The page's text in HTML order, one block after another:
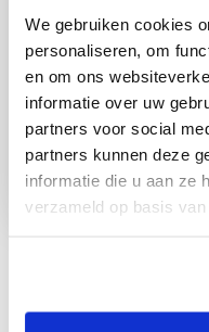
We gebruiken cookies
personaliseren, om
en om ons
informatie over uw
partners voor social
partners kunnen deze
informatie die u aan ze
verzameld op basis
Weitere